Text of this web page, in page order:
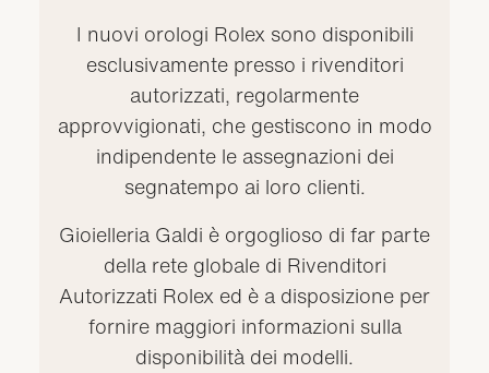
I nuovi orologi Rolex sono disponibili
esclusivamente presso i rivenditori
autorizzati, regolarmente
approvvigionati, che gestiscono in modo
indipendente le assegnazioni dei
segnatempo ai loro clienti.
Gioielleria Galdi è orgoglioso di far parte
della rete globale di Rivenditori
Autorizzati Rolex ed è a disposizione per
fornire maggiori informazioni sulla
disponibilità dei modelli.